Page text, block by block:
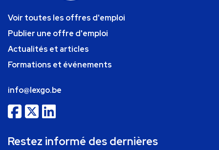
Voir toutes les offres d'emploi
Publier une offre d'emploi
Actualités et articles
Formations et événements
info@lexgo.be
Restez informé des dernières